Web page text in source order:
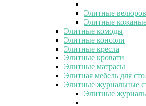
Элитные
Элитные
Элитные комоды
Элитные консоли
Элитные кресла
Элитные кровати
Элитные матрасы
Элитная мебель для
Элитные журнальные
Элитные